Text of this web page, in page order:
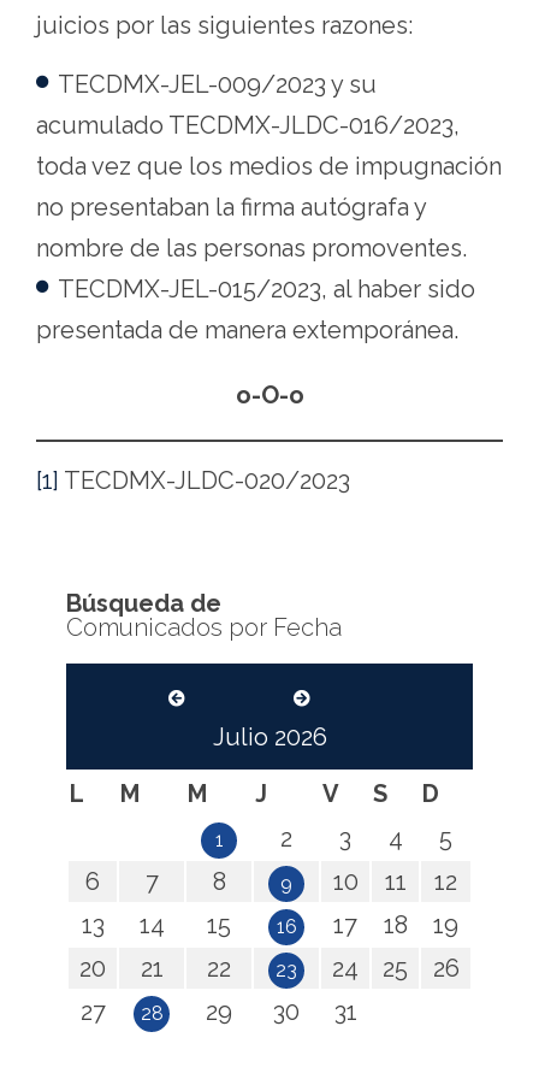
juicios por las siguientes razones:
TECDMX-JEL-009/2023 y su
acumulado TECDMX-JLDC-016/2023,
toda vez que los medios de impugnación
no presentaban la firma autógrafa y
nombre de las personas promoventes.
TECDMX-JEL-015/2023, al haber sido
presentada de manera extemporánea.
o-O-o
[1] TECDMX-JLDC-020/2023
Búsqueda de
Comunicados por Fecha
Julio 2026
L
M M J V S D
1 2 3 4
5
6
7 8 9 10 11
12
13
14 15 16 17 18
19
20
21 22 23 24 25
26
27
28 29 30 31